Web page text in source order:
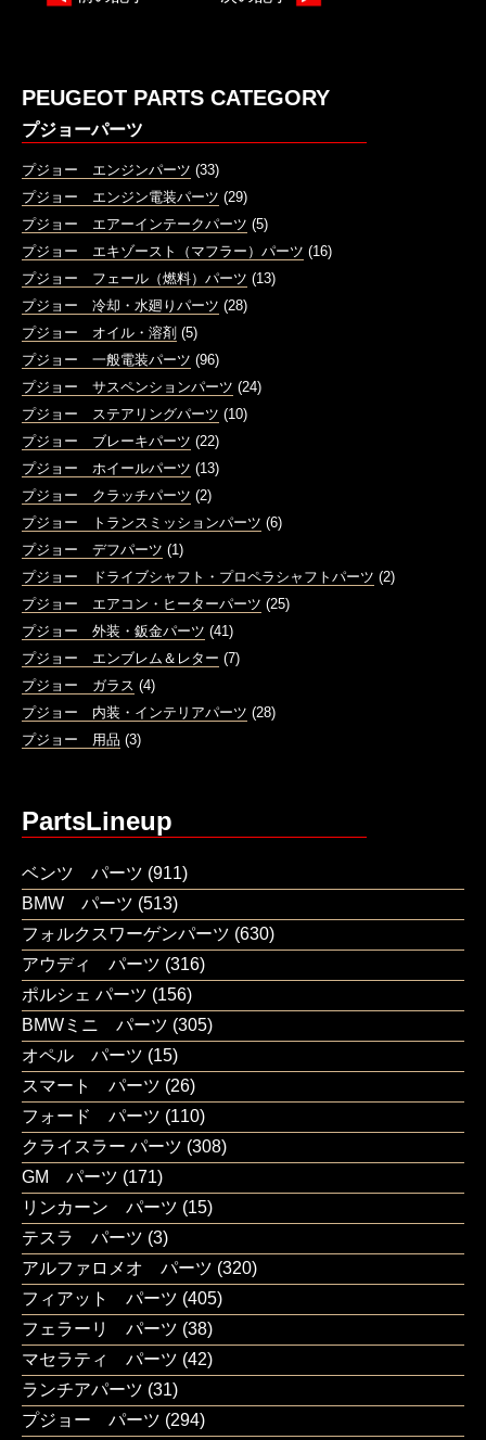
PEUGEOT PARTS CATEGORY
プジョーパーツ
プジョー エンジンパーツ (33)
プジョー エンジン電装パーツ (29)
プジョー エアーインテークパーツ (5)
プジョー エキゾースト（マフラー）パーツ (16)
プジョー フェール（燃料）パーツ (13)
プジョー 冷却・水廻りパーツ (28)
プジョー オイル・溶剤 (5)
プジョー 一般電装パーツ (96)
プジョー サスペンションパーツ (24)
プジョー ステアリングパーツ (10)
プジョー ブレーキパーツ (22)
プジョー ホイールパーツ (13)
プジョー クラッチパーツ (2)
プジョー トランスミッションパーツ (6)
プジョー デフパーツ (1)
プジョー ドライブシャフト・プロペラシャフトパーツ (2)
プジョー エアコン・ヒーターパーツ (25)
プジョー 外装・鈑金パーツ (41)
プジョー エンブレム＆レター (7)
プジョー ガラス (4)
プジョー 内装・インテリアパーツ (28)
プジョー 用品 (3)
PartsLineup
ベンツ パーツ (911)
BMW パーツ (513)
フォルクスワーゲンパーツ (630)
アウディ パーツ (316)
ポルシェ パーツ (156)
BMWミニ パーツ (305)
オペル パーツ (15)
スマート パーツ (26)
フォード パーツ (110)
クライスラー パーツ (308)
GM パーツ (171)
リンカーン パーツ (15)
テスラ パーツ (3)
アルファロメオ パーツ (320)
フィアット パーツ (405)
フェラーリ パーツ (38)
マセラティ パーツ (42)
ランチアパーツ (31)
プジョー パーツ (294)